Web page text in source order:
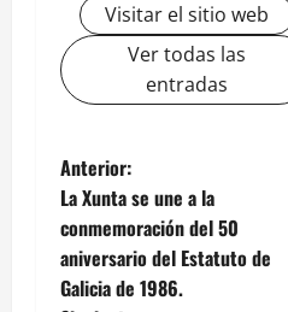
Visitar el sitio web
Ver todas las
entradas
N
a
v
Anterior:
La Xunta se une a la
conmemoración del 50
aniversario del Estatuto de
Galicia de 1986.